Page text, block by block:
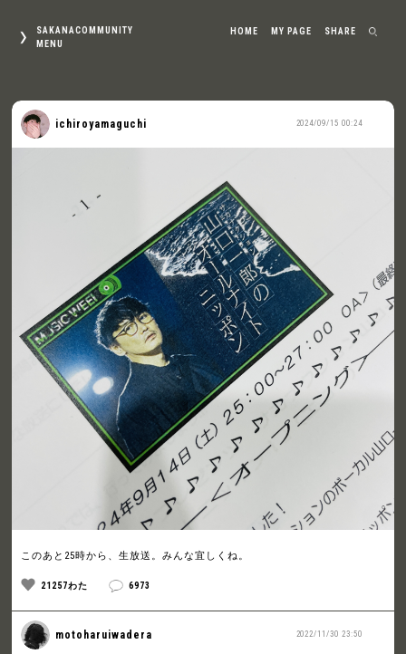
SAKANACOMMUNITY
MENU
HOME MY PAGE SHARE
2024/09/15 00:24
ichiroyamaguchi
このあと25時から、生放送。みんな宜しくね。
21257わた 6973
2022/11/30 23:50
motoharuiwadera